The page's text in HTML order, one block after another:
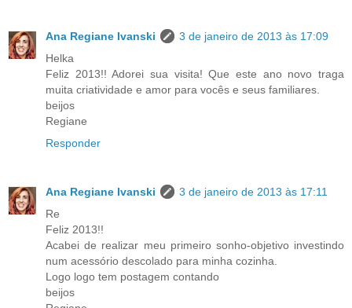
Ana Regiane Ivanski
3 de janeiro de 2013 às 17:09
Helka
Feliz 2013!! Adorei sua visita! Que este ano novo traga
muita criatividade e amor para vocês e seus familiares.
beijos
Regiane
Responder
Ana Regiane Ivanski
3 de janeiro de 2013 às 17:11
Re
Feliz 2013!!
Acabei de realizar meu primeiro sonho-objetivo investindo
num acessório descolado para minha cozinha.
Logo logo tem postagem contando
beijos